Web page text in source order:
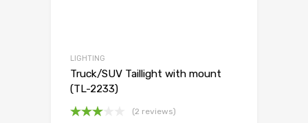
LIGHTING
Truck/SUV Taillight with mount
(TL-2233)
(2 reviews)